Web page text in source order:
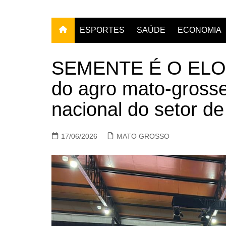
ESPORTES SAÚDE ECONOMIA
SEMENTE É O
do agro mato-
nacional do setor
17/06/2026 MATO GROSSO